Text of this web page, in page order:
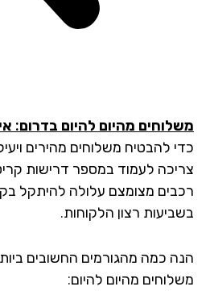
מהיום להיום בדרום: איך
להבטיח משלוחים מהירים ויעילים
לעמוד במספר דרישות
מצומצם עלולה להיתקל בקשיים
רצון הלקוחות.
כמה מהגורמים החשובים ביותר
מהיום להיום: